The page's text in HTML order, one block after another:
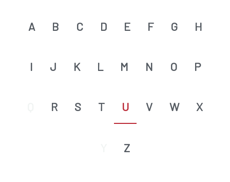
A B C D E F G H
I J K L M N O P
R S T U V W X
Z